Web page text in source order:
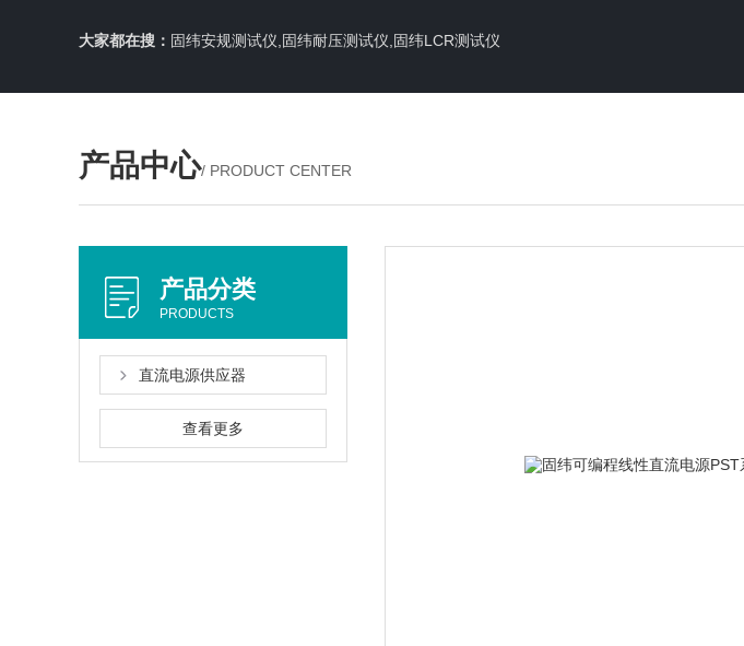
大家都在搜： 固纬安规测试仪,固纬耐压测试仪,固纬LCR测试仪
产品中心/ PRODUCT CENTER
产品分类
PRODUCTS
直流电源供应器
查看更多